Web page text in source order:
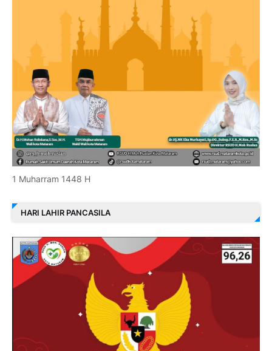
1 Muharram 1448 H
HARI LAHIR PANCASILA